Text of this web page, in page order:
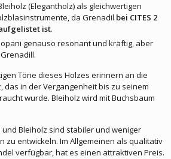
(Elegantholz) als gleichwertigen
da Grenadil bei CITES 2
ist.
genauso resonant und kräftig, aber
Töne dieses Holzes erinnern an die
das in der Vergangenheit bis zu seinem
wurde. Bleiholz wird mit Buchsbaum
Bleiholz sind stabiler und weniger
zu entwickeln. Im Allgemeinen als qualitativ
verfügbar, hat es einen attraktiven Preis.